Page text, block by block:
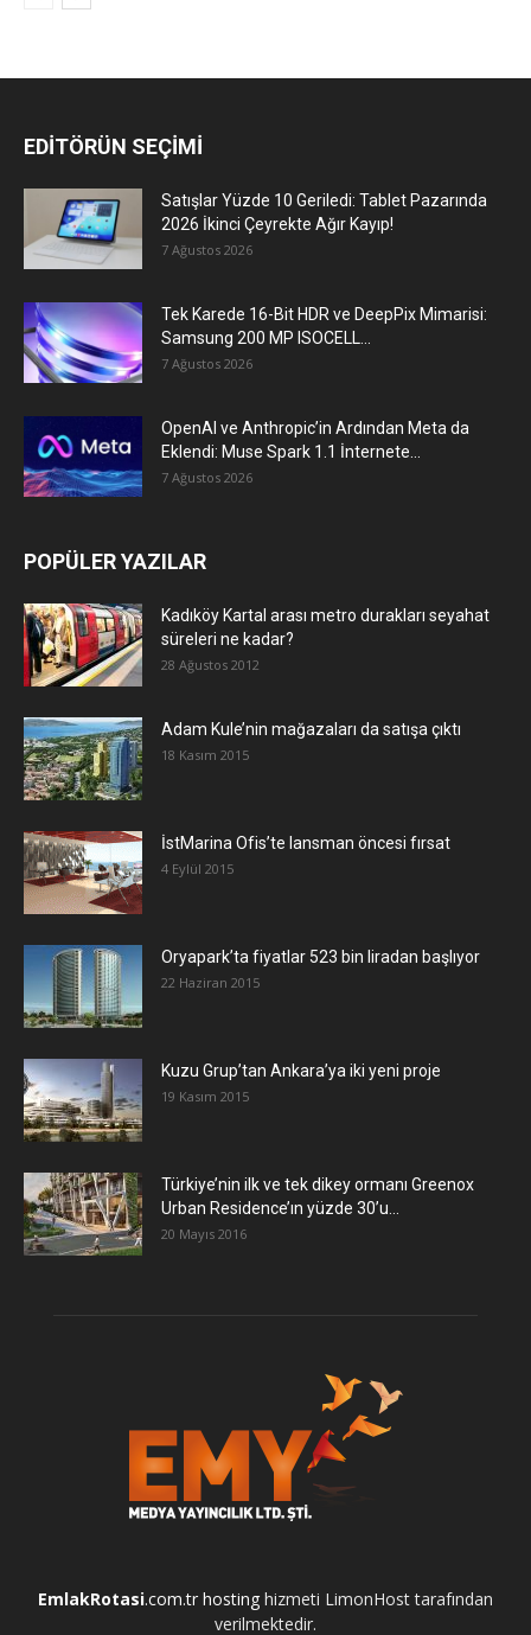
EDİTÖRÜN SEÇİMİ
Satışlar Yüzde 10 Geriledi: Tablet Pazarında
2026 İkinci Çeyrekte Ağır Kayıp!
7 Ağustos 2026
Tek Karede 16-Bit HDR ve DeepPix Mimarisi:
Samsung 200 MP ISOCELL...
7 Ağustos 2026
OpenAI ve Anthropic’in Ardından Meta da
Eklendi: Muse Spark 1.1 İnternete...
7 Ağustos 2026
POPÜLER YAZILAR
Kadıköy Kartal arası metro durakları seyahat
süreleri ne kadar?
28 Ağustos 2012
Adam Kule’nin mağazaları da satışa çıktı
18 Kasım 2015
İstMarina Ofis’te lansman öncesi fırsat
4 Eylül 2015
Oryapark’ta fiyatlar 523 bin liradan başlıyor
22 Haziran 2015
​Kuzu Grup’tan Ankara’ya iki yeni proje
19 Kasım 2015
Türkiye’nin ilk ve tek dikey ormanı Greenox
Urban Residence’ın yüzde 30’u...
20 Mayıs 2016
EmlakRotasi.com.tr hosting hizmeti LimonHost tarafından
verilmektedir.